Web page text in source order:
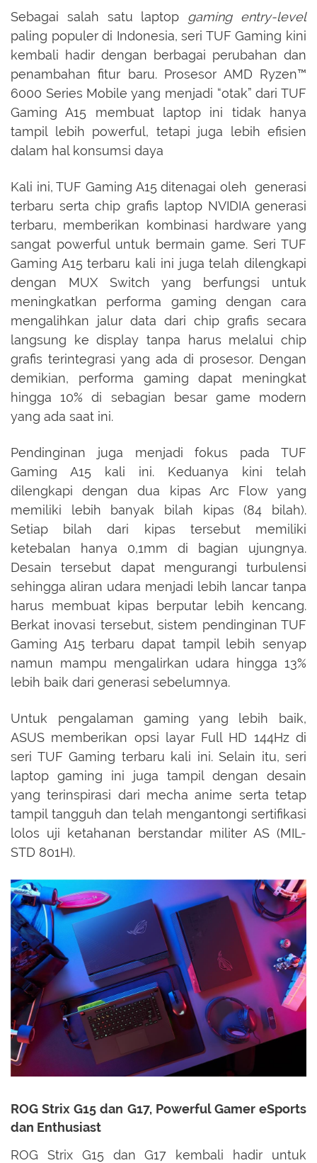
Sebagai salah satu laptop gaming entry-level
paling populer di Indonesia, seri TUF Gaming kini
kembali hadir dengan berbagai perubahan dan
penambahan fitur baru. Prosesor AMD Ryzen™
6000 Series Mobile yang menjadi “otak” dari TUF
Gaming A15 membuat laptop ini tidak hanya
tampil lebih powerful, tetapi juga lebih efisien
dalam hal konsumsi daya
Kali ini, TUF Gaming A15 ditenagai oleh generasi
terbaru serta chip grafis laptop NVIDIA generasi
terbaru, memberikan kombinasi hardware yang
sangat powerful untuk bermain game. Seri TUF
Gaming A15 terbaru kali ini juga telah dilengkapi
dengan MUX Switch yang berfungsi untuk
meningkatkan performa gaming dengan cara
mengalihkan jalur data dari chip grafis secara
langsung ke display tanpa harus melalui chip
grafis terintegrasi yang ada di prosesor. Dengan
demikian, performa gaming dapat meningkat
hingga 10% di sebagian besar game modern
yang ada saat ini.
Pendinginan juga menjadi fokus pada TUF
Gaming A15 kali ini. Keduanya kini telah
dilengkapi dengan dua kipas Arc Flow yang
memiliki lebih banyak bilah kipas (84 bilah).
Setiap bilah dari kipas tersebut memiliki
ketebalan hanya 0,1mm di bagian ujungnya.
Desain tersebut dapat mengurangi turbulensi
sehingga aliran udara menjadi lebih lancar tanpa
harus membuat kipas berputar lebih kencang.
Berkat inovasi tersebut, sistem pendinginan TUF
Gaming A15 terbaru dapat tampil lebih senyap
namun mampu mengalirkan udara hingga 13%
lebih baik dari generasi sebelumnya.
Untuk pengalaman gaming yang lebih baik,
ASUS memberikan opsi layar Full HD 144Hz di
seri TUF Gaming terbaru kali ini. Selain itu, seri
laptop gaming ini juga tampil dengan desain
yang terinspirasi dari mecha anime serta tetap
tampil tangguh dan telah mengantongi sertifikasi
lolos uji ketahanan berstandar militer AS (MIL-
STD 801H).
ROG Strix G15 dan G17, Powerful Gamer eSports
dan Enthusiast
ROG Strix G15 dan G17 kembali hadir untuk